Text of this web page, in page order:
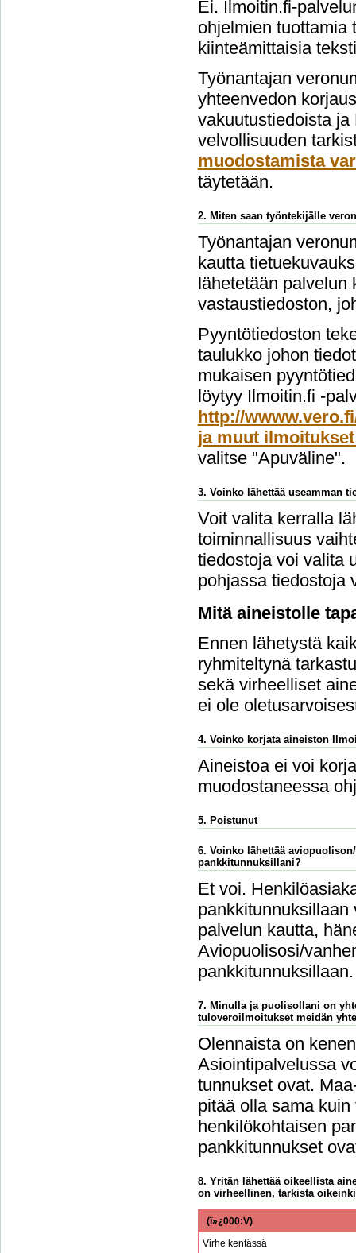
Ei. Ilmoitin.fi-
ohjelmien tuottamia
kiinteämittaisia
Työnantajan
yhteenvedon
vakuutustiedoista
velvollisuuden
muodostamista
täytetään.
2. Miten saan työntekijälle
Työnantajan
kautta
lähetetään palvelun
vastaustiedoston,
Pyyntötiedoston
taulukko johon
mukaisen
löytyy Ilmoitin.fi -
http://
ja muut
valitse "Apuväline".
3. Voinko lähettää useamman
Voit valita kerralla
toiminnallisuus
tiedostoja voi valita
pohjassa tiedostoja
Mitä aineistolle
Ennen lähetystä
ryhmiteltynä
sekä virheelliset
ei ole
4. Voinko korjata aineiston
Aineistoa ei voi
muodostaneessa
5. Poistunut
6. Voinko lähettää
pankkitunnuksillani?
Et voi.
palvelun kautta,
Aviopuolisosi/
pankkitunnuksillaan.
7. Minulla ja puolisollani on
tuloveroilmoitukset meidän
Olennaista on
Asiointipalvelussa
tunnukset ovat.
pitää olla sama
henkilökohtaisen
pankkitunnukset
8. Yritän lähettää oikeellista
on virheellinen, tarkista
(ï»¿000:V)
Virhe kentässä